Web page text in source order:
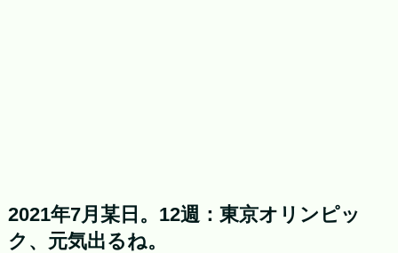
2021年7月某日。12週：東京オリンピッ
ク、元気出るね。